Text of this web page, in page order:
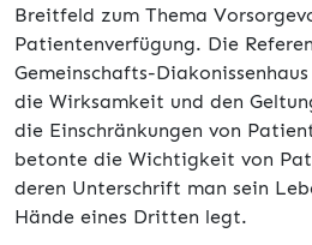
Breitfeld zum Thema
Patientenverfügung. Die
Gemeinschafts-
die Wirksamkeit und den
die Einschränkungen von
betonte die Wichtigkeit von
deren Unterschrift man sein
Hände eines Dritten legt.